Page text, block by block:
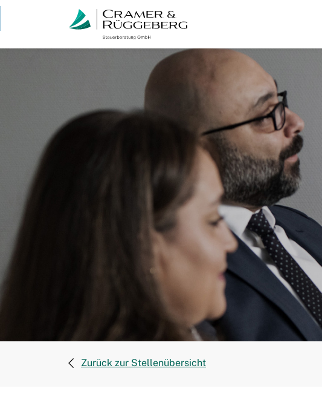
Zurück zur Stellenübersicht